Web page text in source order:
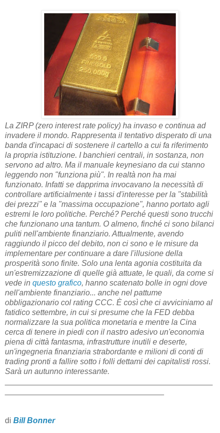
La ZIRP (zero interest rate policy) ha invaso e continua ad
invadere il mondo. Rappresenta il tentativo disperato di una
banda d'incapaci di sostenere il cartello a cui fa riferimento
la propria istituzione. I banchieri centrali, in sostanza, non
servono ad altro. Ma il manuale keynesiano da cui stanno
leggendo non "funziona più". In realtà non ha mai
funzionato. Infatti se dapprima invocavano la necessità di
controllare artificialmente i tassi d'interesse per la "stabilità
dei prezzi" e la "massima occupazione", hanno portato agli
estremi le loro politiche. Perché? Perché questi sono trucchi
che funzionano una tantum. O almeno, finché ci sono bilanci
puliti nell'ambiente finanziario. Attualmente, avendo
raggiundo il picco del debito, non ci sono e le misure da
implementare per continuare a dare l'illusione della
prosperità sono finite. Solo una lenta agonia costituita da
un'estremizzazione di quelle già attuate, le quali, da come si
vede in questo grafico, hanno scatenato bolle in ogni dove
nell'ambiente finanziario... anche nel pattume
obbligazionario col rating CCC. È così che ci avviciniamo al
fatidico settembre, in cui si presume che la FED debba
normalizzare la sua politica monetaria e mentre la Cina
cerca di tenere in piedi con il nastro adesivo un'economia
piena di città fantasma, infrastrutture inutili e deserte,
un'ingegneria finanziaria strabordante e milioni di conti di
trading pronti a fallire sotto i folli dettami dei capitalisti rossi.
Sarà un autunno interessante.
di Bill Bonner